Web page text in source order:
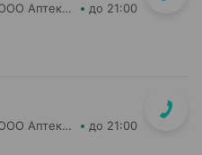
Столичная Аптека СП Самбест ООО Аптека №6 до 21:00
Столичная Аптека СП Самбест ООО Аптека №24 до 21:00